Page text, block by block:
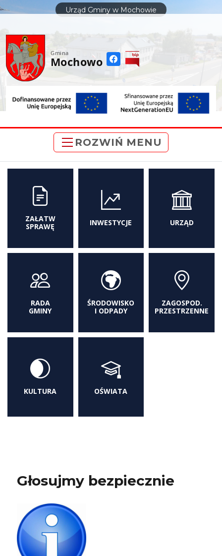
treści
Urząd Gminy w Mochowie
Gmina
Mochowo
ROZWIŃ MENU
ZAŁATW
SPRAWĘ
INWESTYCJE URZĄD
RADA
GMINY
ŚRODOWISKO
I ODPADY
ZAGOSPOD.
PRZESTRZENNE
KULTURA OŚWIATA
Głosujmy bezpiecznie